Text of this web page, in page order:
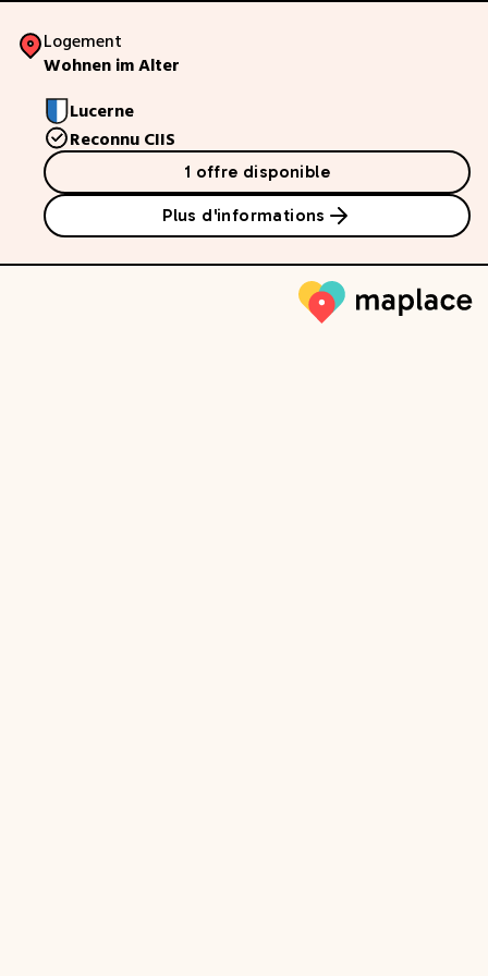
Logement
Wohnen im Alter
Lucerne
Reconnu CIIS
1 offre disponible
Plus d'informations